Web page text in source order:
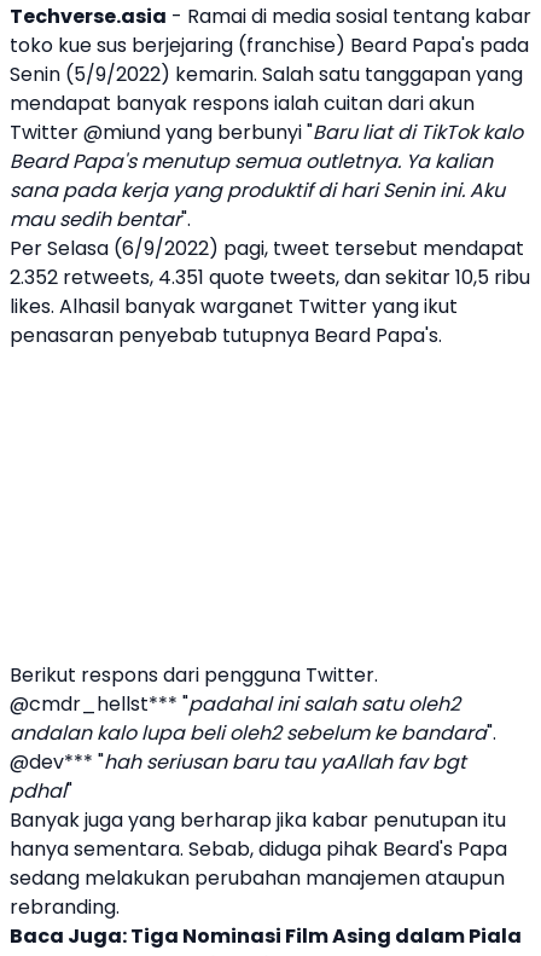
Techverse.asia - Ramai di media sosial tentang kabar
toko kue sus berjejaring (franchise) Beard Papa's pada
Senin (5/9/2022) kemarin. Salah satu tanggapan yang
mendapat banyak respons ialah cuitan dari akun
Twitter @miund yang berbunyi "Baru liat di TikTok kalo
Beard Papa'smenutup semua outletnya. Ya kalian
sana pada kerja yang produktif di hari Senin ini. Aku
mau sedih bentar".
Per Selasa (6/9/2022) pagi, tweet tersebut mendapat
2.352 retweets, 4.351 quote tweets, dan sekitar 10,5 ribu
likes. Alhasil banyak warganet Twitter yang ikut
penasaran penyebab tutupnya Beard Papa's.
Berikut respons dari pengguna Twitter.
@cmdr_hellst*** "padahal ini salah satu oleh2
andalan kalo lupa beli oleh2 sebelum ke bandara".
@dev*** "hah seriusan baru tau yaAllah fav bgt
pdhal"
Banyak juga yang berharap jika kabar penutupan itu
hanya sementara. Sebab, diduga pihak Beard's Papa
sedang melakukan perubahan manajemen ataupun
rebranding.
Baca Juga:Tiga Nominasi Film Asing dalam Piala